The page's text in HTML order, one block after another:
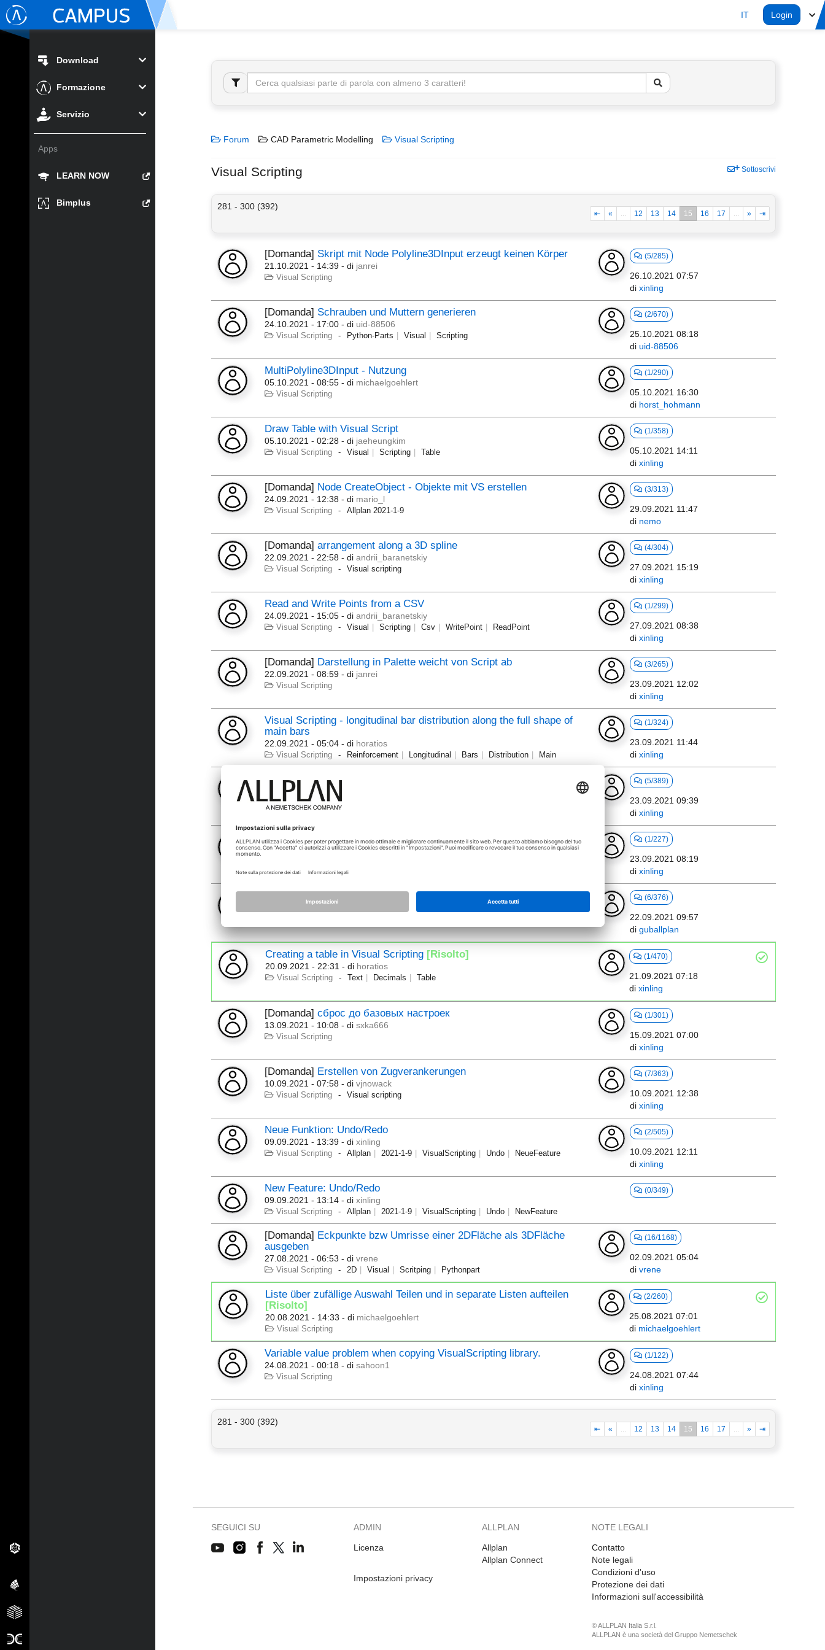
IT Login
Download
Formazione
Servizio
Apps
LEARN NOW
Bimplus
Forum CAD Parametric Modelling Visual Scripting
Visual Scripting Sottoscrivi
281 - 300 (392)
⇤ « ... 12 13 14 15 16 17 ... » ⇥
[Domanda] Skript mit Node Polyline3DInput erzeugt keinen Körper
21.10.2021 - 14:39 - di janrei
Visual Scripting
(5/285)
26.10.2021 07:57
di xinling
[Domanda] Schrauben und Muttern generieren
24.10.2021 - 17:00 - di uid-88506
Visual Scripting Python-Parts Visual Scripting
(2/670)
25.10.2021 08:18
di uid-88506
MultiPolyline3DInput - Nutzung
05.10.2021 - 08:55 - di michaelgoehlert
Visual Scripting
(1/290)
05.10.2021 16:30
di horst_hohmann
Draw Table with Visual Script
05.10.2021 - 02:28 - di jaeheungkim
Visual Scripting Visual Scripting Table
(1/358)
05.10.2021 14:11
di xinling
[Domanda] Node CreateObject - Objekte mit VS erstellen
24.09.2021 - 12:38 - di mario_l
Visual Scripting Allplan 2021-1-9
(3/313)
29.09.2021 11:47
di nemo
[Domanda]arrangement along a 3D spline
22.09.2021 - 22:58 - diandrii_baranetskiy
Visual Scripting Visual scripting
(4/304)
27.09.2021 15:19
di xinling
Read and Write Points from a CSV
24.09.2021 - 15:05 - diandrii_baranetskiy
Visual Scripting Visual Scripting Csv WritePoint ReadPoint
(1/299)
27.09.2021 08:38
di xinling
[Domanda] Darstellung in Palette weicht von Script ab
22.09.2021 - 08:59 - di janrei
Visual Scripting
(3/265)
23.09.2021 12:02
di xinling
Visual Scripting - longitudinal bar distribution along the full shape of
main bars
22.09.2021 - 05:04 - di horatios
Visual Scripting Reinforcement Longitudinal Bars Distribution Main
(1/324)
23.09.2021 11:44
di xinling
[Domanda]Error in Visual Scripting, object is not created
01.09.2021 - 08:06
Visual Scripting
(5/389)
23.09.2021 09:39
di xinling
[Domanda] 2D and 3D foils in visual scripting
22.09.2021 - 16:54- diarchcubestudio
(1/227)
23.09.2021 08:19
di xinling
[Domanda]Programmabsturz bei csv-Export
20.09.2021 - 08:06
(6/376)
22.09.2021 09:57
di guballplan
Creating a table in Visual Scripting [Risolto]
20.09.2021 - 22:31 - di horatios
Visual Scripting Text Decimals Table
(1/470)
21.09.2021 07:18
di xinling
[Domanda]сброс до базовых настроек
13.09.2021 - 10:08 - disxka666
Visual Scripting
(1/301)
15.09.2021 07:00
di xinling
[Domanda] Erstellen von Zugverankerungen
10.09.2021 - 07:58 - divjnowack
Visual Scripting Visual scripting
(7/363)
10.09.2021 12:38
di xinling
Neue Funktion: Undo/Redo
09.09.2021 - 13:39 - dixinling
Visual Scripting Allplan 2021-1-9 VisualScripting Undo NeueFeature
(2/505)
10.09.2021 12:11
di xinling
New Feature: Undo/Redo
09.09.2021 - 13:14 - dixinling
Visual Scripting Allplan 2021-1-9 VisualScripting Undo NewFeature
(0/349)
[Domanda] Eckpunkte bzw Umrisse einer 2DFläche als 3DFläche
ausgeben
27.08.2021 - 06:53 - divrene
Visual Scripting 2D Visual Scritping Pythonpart
(16/1168)
02.09.2021 05:04
di vrene
Liste über zufällige Auswahl Teilen und in separate Listen aufteilen
[Risolto]
20.08.2021 - 14:33 - di michaelgoehlert
Visual Scripting
(2/260)
25.08.2021 07:01
di michaelgoehlert
Variable value problem when copying VisualScripting library.
24.08.2021 - 00:18 - disahoon1
Visual Scripting
(1/122)
24.08.2021 07:44
di xinling
281 - 300 (392)
⇤ « ... 12 13 14 15 16 17 ... » ⇥
SEGUICI SU ADMIN
Licenza
Impostazioni privacy
ALLPLAN
Allplan
Allplan Connect
NOTE LEGALI
Contatto
Note legali
Condizioni d'uso
Protezione dei dati
Informazioni sull'accessibilità
© ALLPLAN Italia S.r.l.
ALLPLAN è una società del Gruppo Nemetschek